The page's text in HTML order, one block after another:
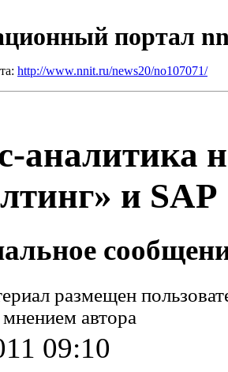
портал
http://www.nnit.ru/news20/no107071/
аналитика
и SAP
размещен
мнением автора
09:10